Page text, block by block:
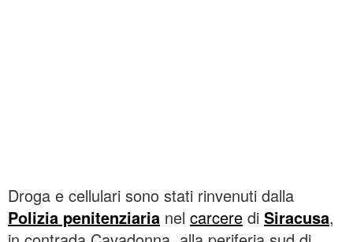
Droga e cellulari sono stati rinvenuti dalla
Polizia penitenziaria nel carcere di Siracusa,